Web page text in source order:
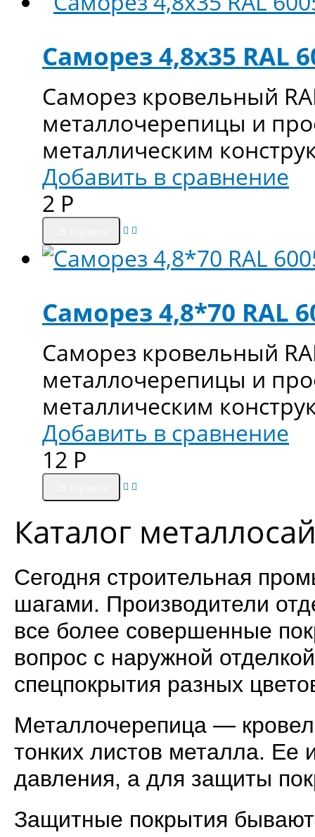
Саморез 4,8х35 RAL
Саморез кровельный
металлочерепицы и
металлическим
Добавить в сравнение
2 Р
Саморез 4,8*70 RAL
Саморез кровельный
металлочерепицы и
металлическим
Добавить в сравнение
12 Р
Каталог
Сегодня строительная
шагами. Производители
все более совершенные
вопрос с наружной
спецпокрытия разных
Металлочерепица —
тонких листов металла. Ее
давления, а для защиты
Защитные покрытия